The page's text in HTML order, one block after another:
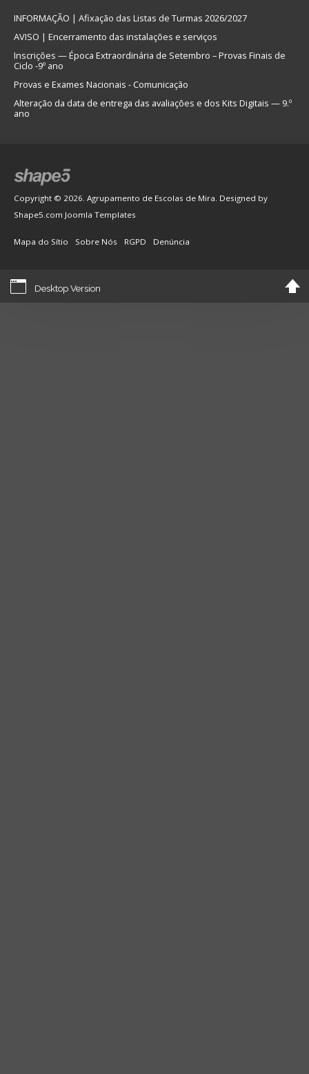
INFORMAÇÃO | Afixação das Listas de Turmas 2026/2027
AVISO | Encerramento das instalações e serviços
Inscrições — Época Extraordinária de Setembro – Provas Finais de
Ciclo -9º ano
Provas e Exames Nacionais - Comunicação
Alteração da data de entrega das avaliações e dos Kits Digitais — 9.º
ano
Copyright © 2026. Agrupamento de Escolas de Mira. Designed by
Shape5.com Joomla Templates
Mapa do Sítio Sobre Nós RGPD Denúncia
Desktop Version